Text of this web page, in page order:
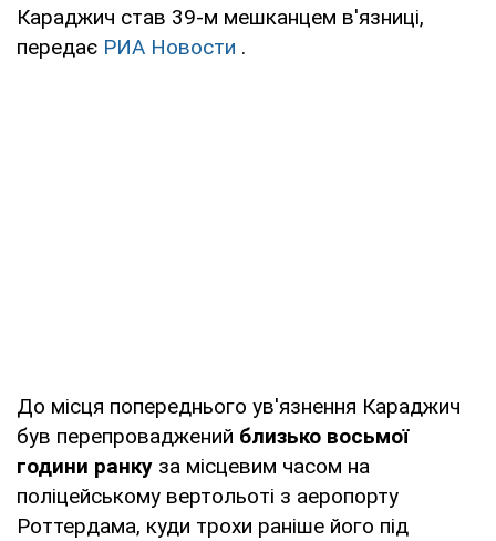
Караджич став 39-м мешканцем в'язниці,
передає РИА Новости .
До місця попереднього ув'язнення Караджич
був перепроваджений близько восьмої
години ранку за місцевим часом на
поліцейському вертольоті з аеропорту
Роттердама, куди трохи раніше його під